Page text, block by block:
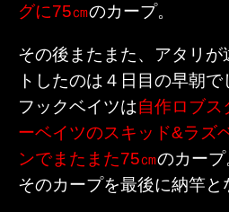
グに75㎝のカープ。
その後またまた、アタリが
トしたのは４日目の早朝で
フックベイツは自作ロブス
ーベイツのスキッド&ラズ
ンでまたまた75㎝のカープ
そのカープを最後に納竿と